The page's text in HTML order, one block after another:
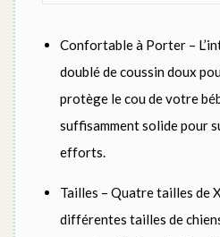
Confortable à Porter –
doublé de coussin doux
protège le cou de votre
suffisamment solide pour
efforts.
Tailles – Quatre tailles de
différentes tailles de